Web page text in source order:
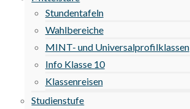
Stundentafeln
Wahlbereiche
MINT- und Universalprofilklassen
Info Klasse 10
Klassenreisen
Studienstufe